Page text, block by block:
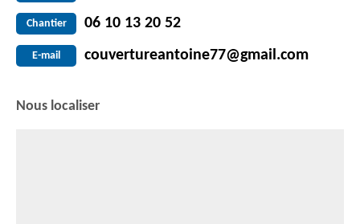
Chantier 06 10 13 20 52
E-mail couvertureantoine77@gmail.com
Nous localiser